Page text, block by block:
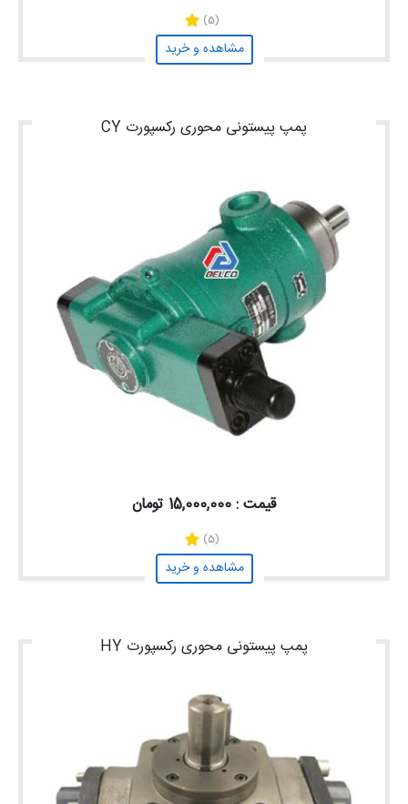
(5)
مشاهده و خرید
پمپ پیستونی محوری رکسپورت CY
قیمت : 15,000,000 تومان
(5)
مشاهده و خرید
پمپ پیستونی محوری رکسپورت HY